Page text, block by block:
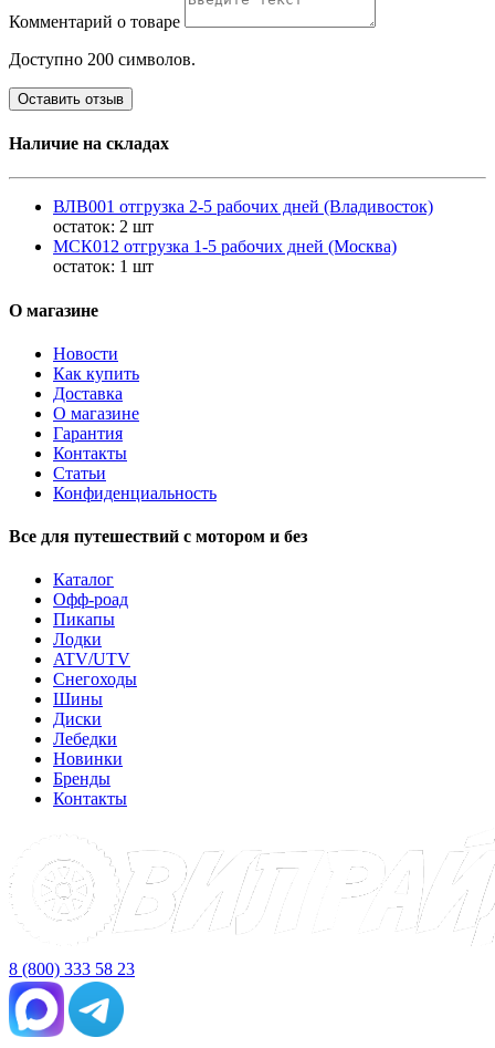
Комментарий о товаре
Доступно 200 символов.
Оставить отзыв
Наличие на складах
ВЛВ001 отгрузка 2-5 рабочих дней (Владивосток)
остаток: 2 шт
МСК012 отгрузка 1-5 рабочих дней (Москва)
остаток: 1 шт
О магазине
Новости
Как купить
Доставка
О магазине
Гарантия
Контакты
Статьи
Конфиденциальность
Все для путешествий с мотором и без
Каталог
Офф-роад
Пикапы
Лодки
ATV/UTV
Снегоходы
Шины
Диски
Лебедки
Новинки
Бренды
Контакты
8 (800) 333 58 23